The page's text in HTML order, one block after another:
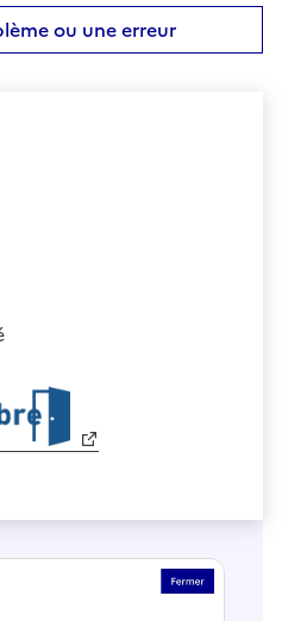
ou une erreur